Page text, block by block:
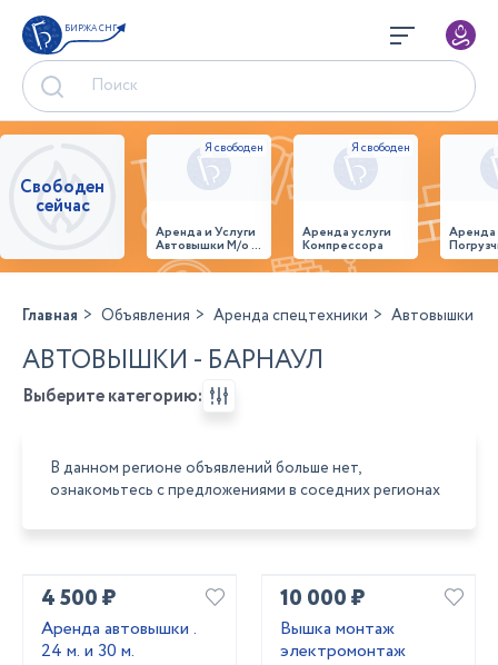
БИРЖА СНГ
Свободен
сейчас
Аренда и Услуги
Автовышки М/о г.
Домодедово
26,28,32 место
Аренда услуги
Компрессора
Главная Объявления Аренда спецтехники Автовышки
АВТОВЫШКИ - БАРНАУЛ
Выберите категорию:
В данном регионе объявлений больше нет,
ознакомьтесь с предложениями в соседних регионах
4 500 ₽
Аренда автовышки .
24 м. и 30 м.
10 000 ₽
Вышка монтаж
электромонтаж